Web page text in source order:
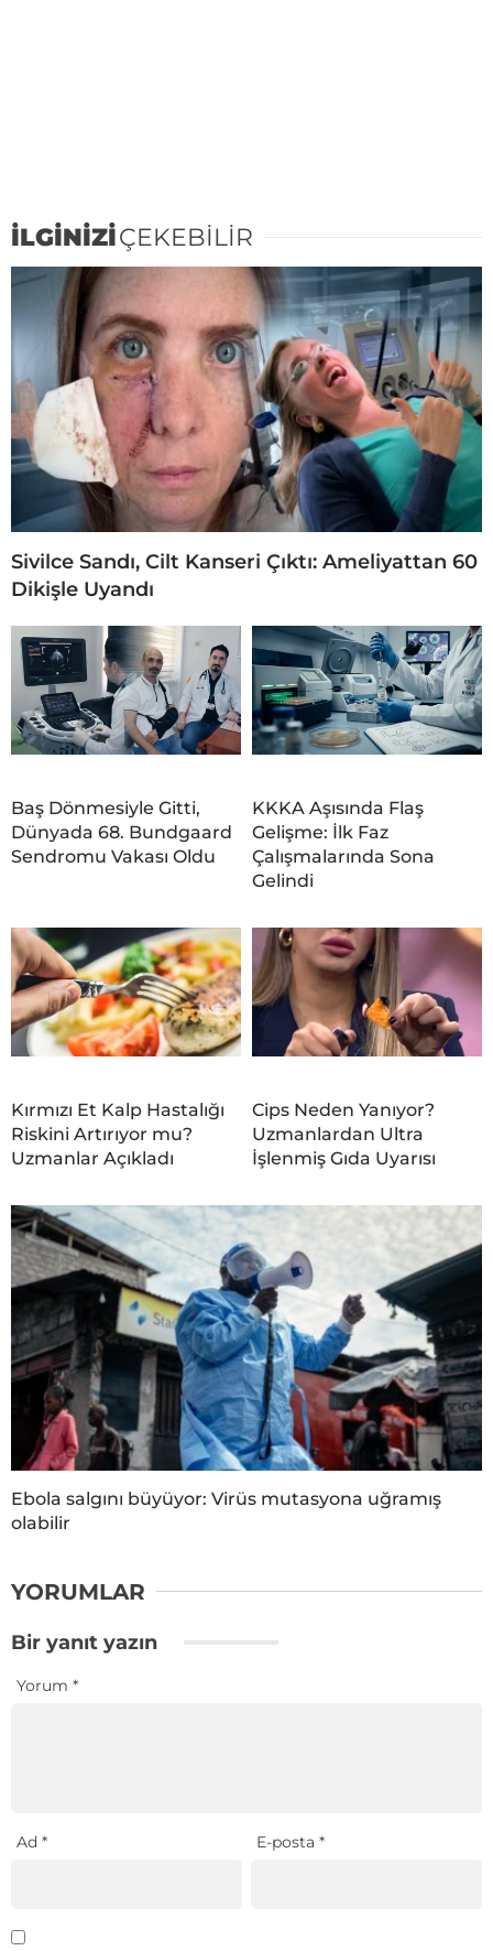
İLGİNİZİÇEKEBİLİR
Sivilce Sandı, Cilt Kanseri Çıktı: Ameliyattan 60
Dikişle Uyandı
Baş Dönmesiyle Gitti,
Dünyada 68. Bundgaard
Sendromu Vakası Oldu
KKKA Aşısında Flaş
Gelişme: İlk Faz
Çalışmalarında Sona
Gelindi
Kırmızı Et Kalp Hastalığı
Riskini Artırıyor mu?
Uzmanlar Açıkladı
Cips Neden Yanıyor?
Uzmanlardan Ultra
İşlenmiş Gıda Uyarısı
Ebola salgını büyüyor: Virüs mutasyona uğramış
olabilir
YORUMLAR
Bir yanıt yazın
Yorum *
Ad * E-posta*